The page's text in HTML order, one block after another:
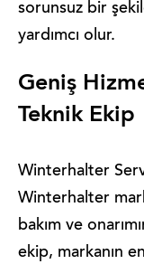
sorunsuz bir
yardımcı olur.
Geniş
Teknik Ekip
Winterhalter
Winterhalter
bakım ve
ekip, markanın